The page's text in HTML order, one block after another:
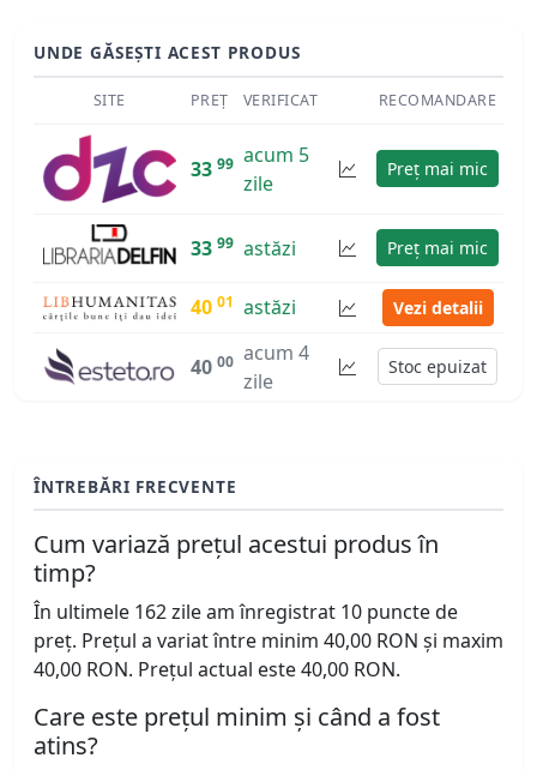
UNDE GĂSEȘTI ACEST PRODUS
SITE PREȚ VERIFICAT RECOMANDARE
33 99 acum 5
zile
Preț mai mic
33 99 astăzi Preț mai mic
40 01 astăzi Vezi detalii
40 00 acum 4
zile
Stoc epuizat
ÎNTREBĂRI FRECVENTE
Cum variază prețul acestui produs în
timp?
În ultimele 162 zile am înregistrat 10 puncte de
preț. Prețul a variat între minim 40,00 RON și maxim
40,00 RON. Prețul actual este 40,00 RON.
Care este prețul minim și când a fost
atins?